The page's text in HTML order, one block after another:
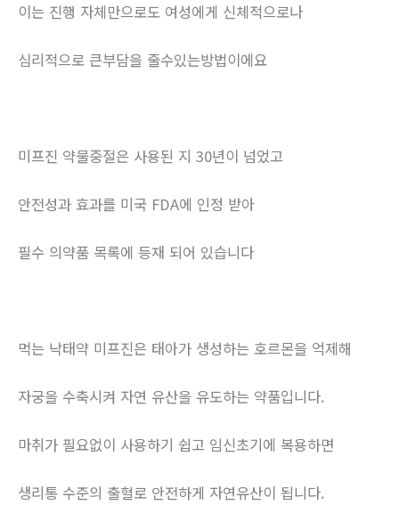
이는 진행 자체만으로도 여성에게 신체적으로나
심리적으로 큰부담을 줄수있는방법이에요
미프진 약물중절은 사용된 지 30년이 넘었고
안전성과 효과를 미국 FDA에 인정 받아
필수 의약품 목록에 등재 되어 있습니다
먹는 낙태약 미프진은 태아가 생성하는 호르몬을 억제해
자궁을 수축시켜 자연 유산을 유도하는 약품입니다.
마취가 필요없이 사용하기 쉽고 임신초기에 복용하면
생리통 수준의 출혈로 안전하게 자연유산이 됩니다.